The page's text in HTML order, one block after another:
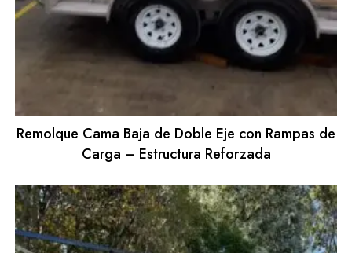
Remolque Cama Baja de Doble Eje con Rampas de
Carga – Estructura Reforzada